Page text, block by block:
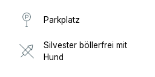
Parkplatz
Silvester böllerfrei mit
Hund